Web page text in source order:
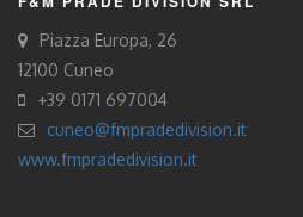
Piazza Europa, 26
12100 Cuneo
+39 0171 697004
cuneo@fmpradedivision.it
www.fmpradedivision.it